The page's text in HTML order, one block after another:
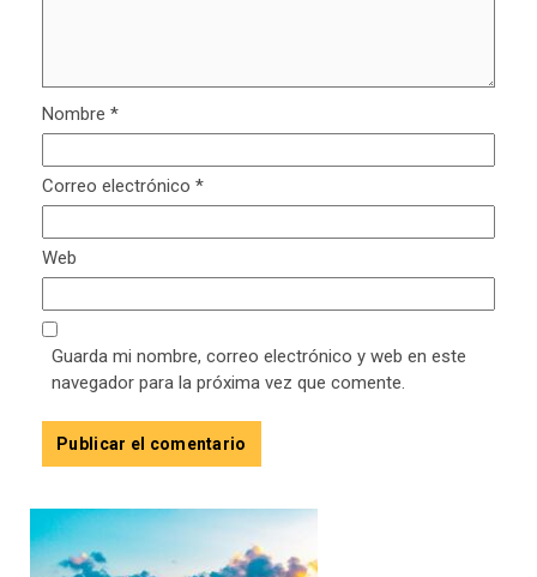
Nombre *
Correo electrónico *
Web
Guarda mi nombre, correo electrónico y web en este
navegador para la próxima vez que comente.